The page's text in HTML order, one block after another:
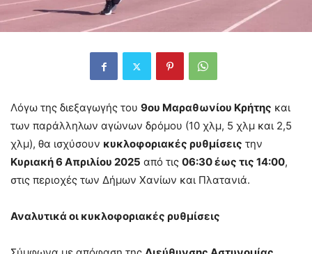
Λόγω της διεξαγωγής του 9ου Μαραθωνίου Κρήτης και
των παράλληλων αγώνων δρόμου (10 χλμ, 5 χλμ και 2,5
χλμ), θα ισχύσουν κυκλοφοριακές ρυθμίσεις την
Κυριακή 6 Απριλίου 2025 από τις 06:30 έως τις 14:00,
στις περιοχές των Δήμων Χανίων και Πλατανιά.
Αναλυτικά οι κυκλοφοριακές ρυθμίσεις